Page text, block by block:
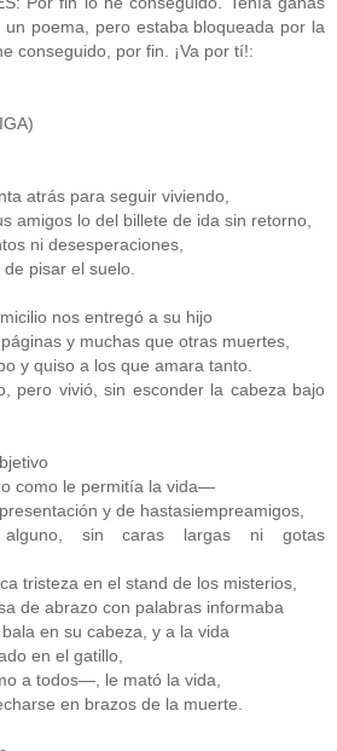
poema, pero estaba bloqueada por la
conseguido, por fin. ¡Va por tí!:
atrás para seguir viviendo,
amigos lo del billete de ida sin retorno,
ni desesperaciones,
pisar el suelo.
nos entregó a su hijo
y muchas que otras muertes,
y quiso a los que amara tanto.
pero vivió, sin esconder la cabeza bajo
como le permitía la vida—
y de hastasiempreamigos,
alguno, sin caras largas ni gotas
tristeza en el stand de los misterios,
de abrazo con palabras informaba
en su cabeza, y a la vida
en el gatillo,
a todos—, le mató la vida,
en brazos de la muerte.